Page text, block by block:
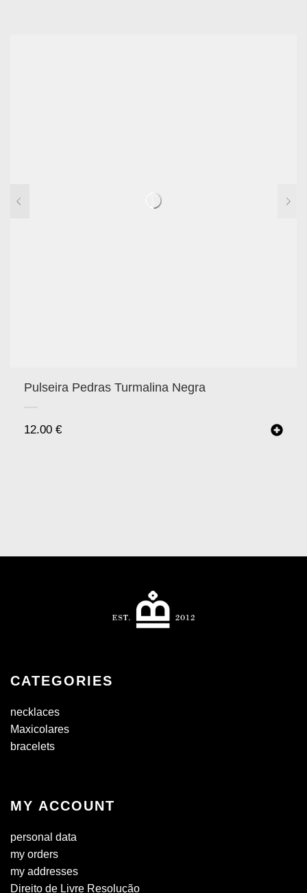
Pulseira Pedras Turmalina Negra
12.00 €
CATEGORIES
necklaces
Maxicolares
bracelets
MY ACCOUNT
personal data
my orders
my addresses
Direito de Livre Resolução